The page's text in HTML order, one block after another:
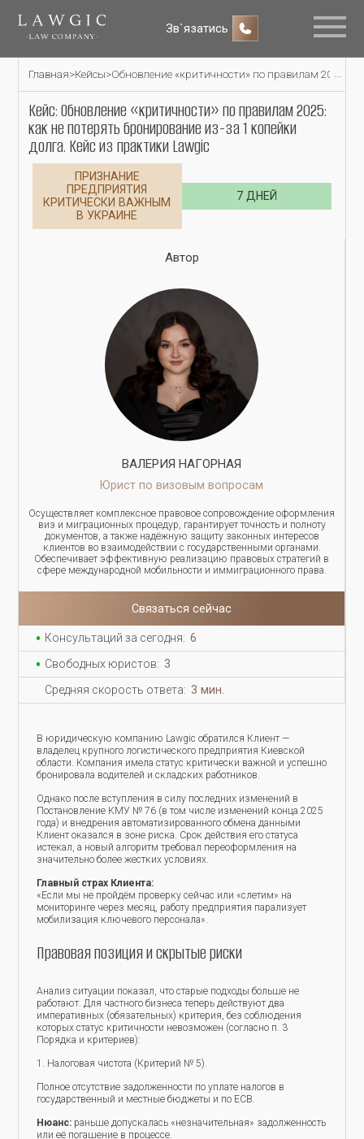
Зв`язатись
Главная>Кейсы>Обновление «критичности» по правилам 2025:
Кейс: Обновление «критичности» по правилам 2025:
как не потерять бронирование из-за 1 копейки
долга. Кейс из практики Lawgic
ПРИЗНАНИЕ
ПРЕДПРИЯТИЯ
КРИТИЧЕСКИ ВАЖНЫМ
В УКРАИНЕ
7 ДНЕЙ
Автор
ВАЛЕРИЯ НАГОРНАЯ
Юрист по визовым вопросам
Осуществляет комплексное правовое сопровождение оформления
виз и миграционных процедур, гарантирует точность и полноту
документов, а также надёжную защиту законных интересов
клиентов во взаимодействии с государственными органами.
Обеспечивает эффективную реализацию правовых стратегий в
сфере международной мобильности и иммиграционного права.
Связаться сейчас
Консультаций за сегодня: 6
Свободных юристов: 3
Средняя скорость ответа: 3 мин.
В юридическую компанию Lawgic обратился Клиент —
владелец крупного логистического предприятия Киевской
области. Компания имела статус критически важной и успешно
бронировала водителей и складских работников.
Однако после вступления в силу последних изменений в
Постановление КМУ № 76 (в том числе изменений конца 2025
года) и внедрения автоматизированного обмена данными
Клиент оказался в зоне риска. Срок действия его статуса
истекал, а новый алгоритм требовал переоформления на
значительно более жестких условиях.
Главный страх Клиента:
«Если мы не пройдём проверку сейчас или «слетим» на
мониторинге через месяц, работу предприятия парализует
мобилизация ключевого персонала».
Правовая позиция и скрытые риски
Анализ ситуации показал, что старые подходы больше не
работают. Для частного бизнеса теперь действуют два
императивных (обязательных) критерия, без соблюдения
которых статус критичности невозможен (согласно п. 3
Порядка и критериев):
1. Налоговая чистота (Критерий № 5).
Полное отсутствие задолженности по уплате налогов в
государственный и местные бюджеты и по ЕСВ.
Нюанс:раньше допускалась «незначительная» задолженность
или её погашение в процессе.